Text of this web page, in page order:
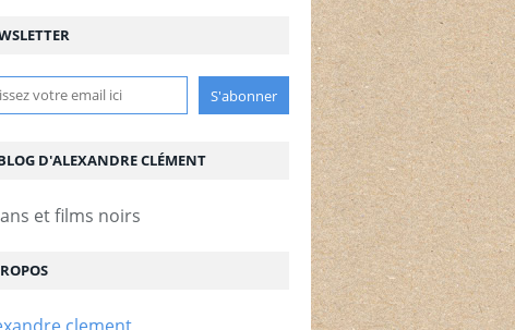
D'ALEXANDRE CLÉMENT
et films noirs